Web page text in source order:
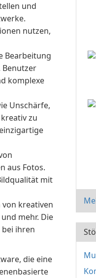
und
nutzen,
Bearbeitung
komplexe
Unschärfe,
zu
aus Fotos.
mit
kreativen
mehr. Die
ihren
die eine